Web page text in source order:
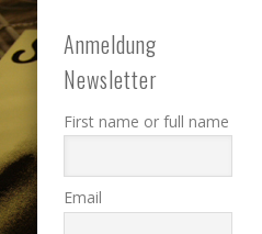
Anmeldung
Newsletter
First name or full name
Email